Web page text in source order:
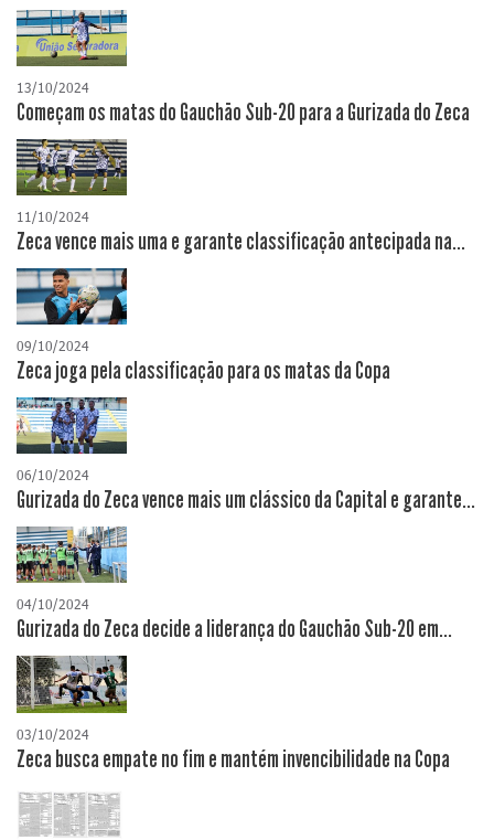
13/10/2024
Começam os matas do Gauchão Sub-20 para a Gurizada do Zeca
11/10/2024
Zeca vence mais uma e garante classificação antecipada na...
09/10/2024
Zeca joga pela classificação para os matas da Copa
06/10/2024
Gurizada do Zeca vence mais um clássico da Capital e garante...
04/10/2024
Gurizada do Zeca decide a liderança do Gauchão Sub-20 em...
03/10/2024
Zeca busca empate no fim e mantém invencibilidade na Copa